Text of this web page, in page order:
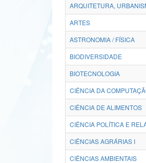
ARQUITETURA,
ARTES
ASTRONOMIA / FÍSICA
BIODIVERSIDADE
BIOTECNOLOGIA
CIÊNCIA DA
CIÊNCIA DE ALIMENTOS
CIÊNCIA POLÍTICA E
CIÊNCIAS AGRÁRIAS I
CIÊNCIAS AMBIENTAIS